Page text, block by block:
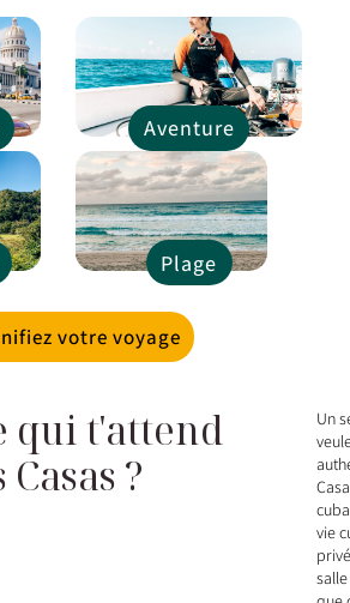
Aventure
Plage
votre voyage
qui t'attend
?
Un
vie